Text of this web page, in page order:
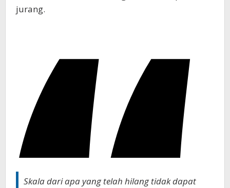
jurang.
Skala dari apa yang telah hilang tidak dapat